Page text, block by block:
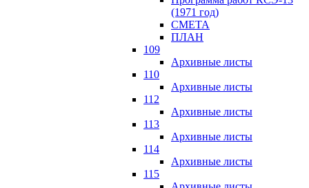
(1971 год)
СМЕTA
ПЛАН
109
Архивные листы
110
Архивные листы
112
Архивные листы
113
Архивные листы
114
Архивные листы
115